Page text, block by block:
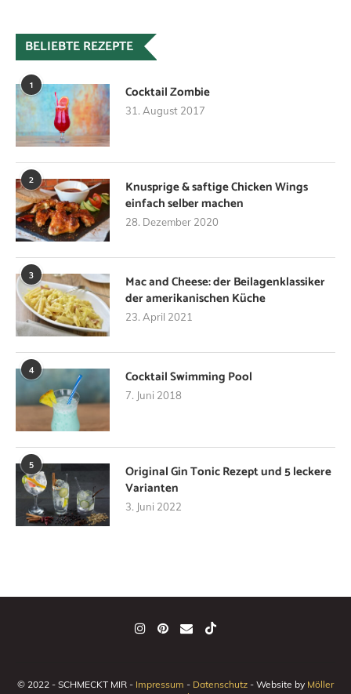
BELIEBTE REZEPTE
1 Cocktail Zombie
31. August 2017
2
Knusprige & saftige Chicken Wings
einfach selber machen
28. Dezember 2020
3
Mac and Cheese: der Beilagenklassiker
der amerikanischen Küche
23. April 2021
4 Cocktail Swimming Pool
7. Juni 2018
5
Original Gin Tonic Rezept und 5 leckere
Varianten
3. Juni 2022
© 2022 - SCHMECKT MIR - Impressum - Datenschutz - Website by Möller